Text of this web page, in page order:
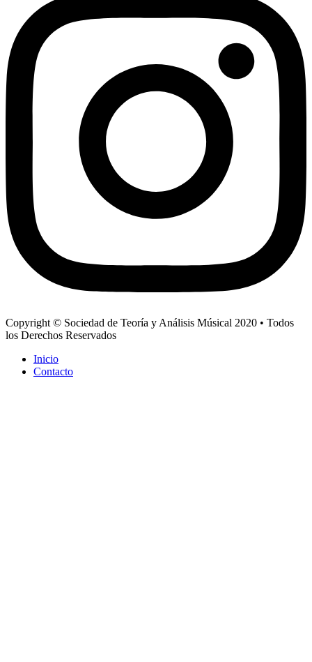
Copyright © Sociedad de Teoría y Análisis Músical 2020 • Todos
los Derechos Reservados
Inicio
Contacto